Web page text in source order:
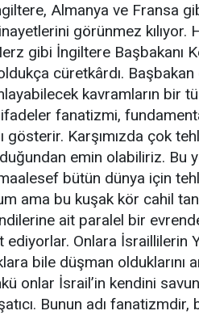
Almanya ve Fransa
görünmez kılıyor.
gibi İngiltere Başbakanı
cüretkârdı.
kavramların bir
ifadeler fanatizmi,
gösterir. Karşımızda çok
emin olabiliriz. Bu
bütün dünya için
ama bu kuşak kör cahil
ait paralel bir
Onlara İsraillilerin
bile düşman olduklarını
onlar İsrail’in kendini
Bunun adı fanatizmdir,